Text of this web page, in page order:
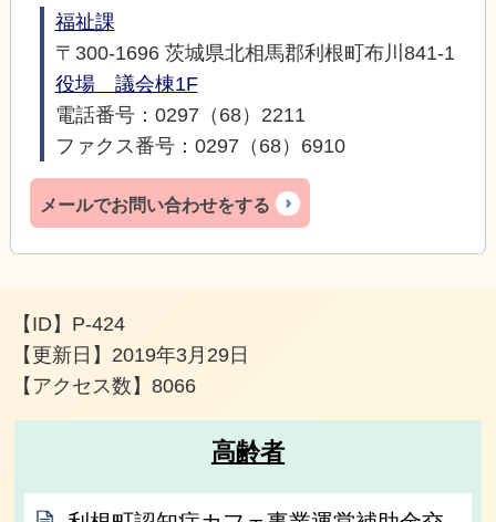
福祉課
〒300-1696 茨城県北相馬郡利根町布川841-1
役場 議会棟1F
電話番号：0297（68）2211
ファクス番号：0297（68）6910
メールでお問い合わせをする
【ID】 P-424
【更新日】 2019年3月29日
【アクセス数】8066
高齢者